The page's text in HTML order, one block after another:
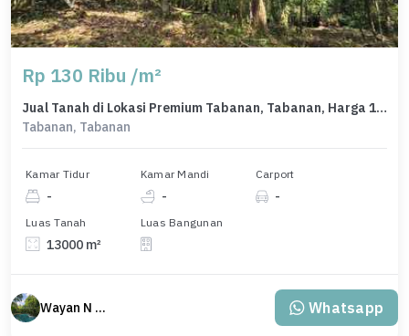
Rp 130 Ribu /m²
Jual Tanah di Lokasi Premium Tabanan, Tabanan, Harga 1,69 Miliar
Tabanan, Tabanan
Kamar Tidur
-
Kamar Mandi
-
Carport
-
Luas Tanah
13000 m²
Luas Bangunan
Wayan N Bali Whatsapp